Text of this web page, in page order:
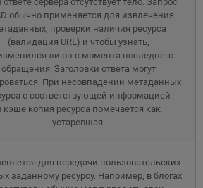
обычно применяется для извлечения
проверки наличия ресурса
(валидация URL) и чтобы узнать,
ли он с момента последнего
обращения. Заголовки ответа могут
При несовпадении метаданных
с соответствующей информацией
кэше копия ресурса помечается как
устаревшая.
для передачи пользовательских
заданному ресурсу. Например, в блогах